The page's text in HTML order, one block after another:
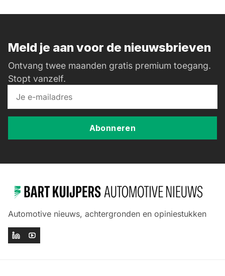
Meld je aan voor de nieuwsbrieven
Ontvang twee maanden gratis premium toegang.
Stopt vanzelf.
Abonneren
Automotive nieuws, achtergronden en opiniestukken